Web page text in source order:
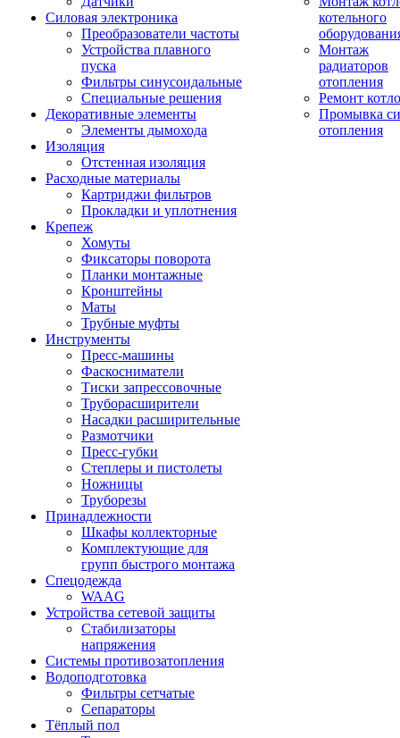
Силовая электроника
Преобразователи частоты
Устройства плавного
пуска
Фильтры синусоидальные
Специальные решения
Декоративные элементы
Элементы дымохода
Изоляция
Отстенная изоляция
Расходные материалы
Картриджи фильтров
Прокладки и уплотнения
Крепеж
Хомуты
Фиксаторы поворота
Планки монтажные
Кронштейны
Маты
Трубные муфты
Инструменты
Пресс-машины
Фаскосниматели
Тиски запрессовочные
Труборасширители
Насадки расширительные
Размотчики
Пресс-губки
Степлеры и пистолеты
Ножницы
Труборезы
Принадлежности
Шкафы коллекторные
Комплектующие для
групп быстрого монтажа
Спецодежда
WAAG
Устройства сетевой защиты
Стабилизаторы
напряжения
Системы противозатопления
Водоподготовка
Фильтры сетчатые
Сепараторы
Тёплый пол
котельного
Монтаж
радиаторов
отопления
Ремонт
Промывка
отопления